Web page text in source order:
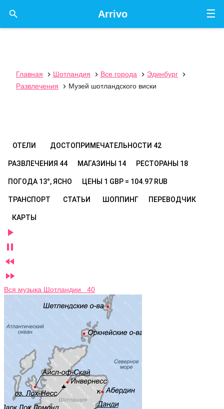
☰
Arrivo

Главная  Шотландия  Все города  Эдинбург

Развлечения
 Музей шотландского виски
ОТЕЛИ ДОСТОПРИМЕЧАТЕЛЬНОСТИ 42
РАЗВЛЕЧЕНИЯ 44 МАГАЗИНЫ 14 РЕСТОРАНЫ 18
ПОГОДА 13°, ЯСНО ЦЕНЫ 1 GBP = 104.97 RUB
ТРАНСПОРТ СТАТЬИ ШОППИНГ ПЕРЕВОДЧИК
КАРТЫ




Вся музыка Шотландии 40